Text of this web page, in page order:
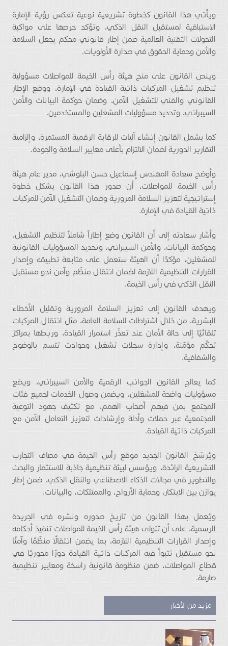
ويأتي هذا القانون كخطوة تشريعية نوعية تعكس رؤية الإمارة
الاستباقية لمستقبل النقل الذكي، وتؤكد حرصها على مواكبة
التحولات التقنية العالمية ضمن إطار قانوني محكم يجعل السلامة
والأمن وحماية الحقوق في صدارة الأولويات.
وينص القانون على منح هيئة رأس الخيمة للمواصلات مسؤولية
تنظيم تشغيل المركبات ذاتية القيادة في الإمارة، ووضع الإطار
القانوني والفني للتشغيل الآمن، وضمان حوكمة البيانات والأمن
السيبراني، وتحديد مسؤوليات المشغلين والمستخدمين.
كما يشمل القانون إنشاء آليات للرقابة الرقمية المستمرة، وإلزامية
التقارير الدورية لضمان الالتزام بأعلى معايير السلامة والجودة.
وأوضح سعادة المهندس إسماعيل حسن البلوشي، مدير عام هيئة
رأس الخيمة للمواصلات، أن صدور هذا القانون يشكل خطوة
إستراتيجية لتعزيز السلامة المرورية وضمان التشغيل الآمن للمركبات
ذاتية القيادة في الإمارة.
وأشار سعادته إلى أن القانون وضع إطاراً شاملاً لتنظيم التشغيل،
وحوكمة البيانات، والأمن السيبراني، وتحديد المسؤوليات القانونية
للمشغلين، مؤكدًا أن الهيئة ستعمل على متابعة تطبيقه وإصدار
القرارات التنظيمية اللازمة لضمان انتقال منظّم وآمن نحو مستقبل
النقل الذكي في رأس الخيمة.
ويهدف القانون إلى تعزيز السلامة المرورية وتقليل الأخطاء
البشرية، من خلال اشتراطات للسلامة العامة، مثل انتقال المركبات
تلقائيًا إلى حالة الأمان عند تعذّر استمرار القيادة، وربطها بمراكز
تحكّم مؤمّنة، وإدارة سجلات تشغيل وحوادث تتسم بالوضوح
والشفافية.
كما يعالج القانون الجوانب الرقمية والأمن السيبراني، ويضع
مسؤوليات واضحة للمشغلين، ويضمن وصول الخدمات لجميع فئات
المجتمع بمن فيهم أصحاب الهمم، مع تكثيف جهود التوعية
المجتمعية عبر حملات وأدلة وإرشادات لتعزيز التعامل الآمن مع
المركبات ذاتية القيادة.
ويُرسّخ القانون الجديد موقع رأس الخيمة في مصاف التجارب
التشريعية الرائدة، ويؤسس لبيئة تنظيمية جاذبة للاستثمار والبحث
والتطوير في مجالات الذكاء الاصطناعي والنقل الذكي، ضمن إطار
يوازن بين الابتكار، وحماية الأرواح، والممتلكات، والبيانات.
ويُعمل بهذا القانون من تاريخ صدوره ونشره في الجريدة
الرسمية، على أن تتولى هيئة رأس الخيمة للمواصلات تنفيذ أحكامه
وإصدار القرارات التنظيمية اللازمة، بما يضمن انتقالًا منظّمًا وآمنًا
نحو مستقبل تتبوأ فيه المركبات ذاتية القيادة دورًا محوريًا في
قطاع المواصلات، ضمن منظومة قانونية راسخة ومعايير تنظيمية
صارمة.
مزيد من الأخبار